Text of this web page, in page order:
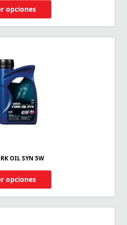
opciones
OIL SYN 5W
opciones